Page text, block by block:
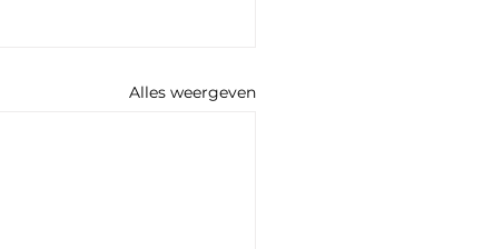
Alles weergeven